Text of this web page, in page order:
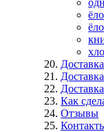
Как
Отзывы